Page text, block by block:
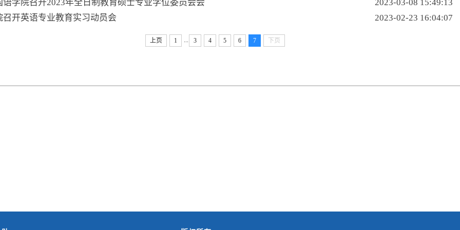
2023-03-08 15:49:13
语学院召开2023年全日制教育硕士专业学位委员会会
2023-02-23 16:04:07
召开英语专业教育实习动员会
上页 1 3 4 5 6 7 下页